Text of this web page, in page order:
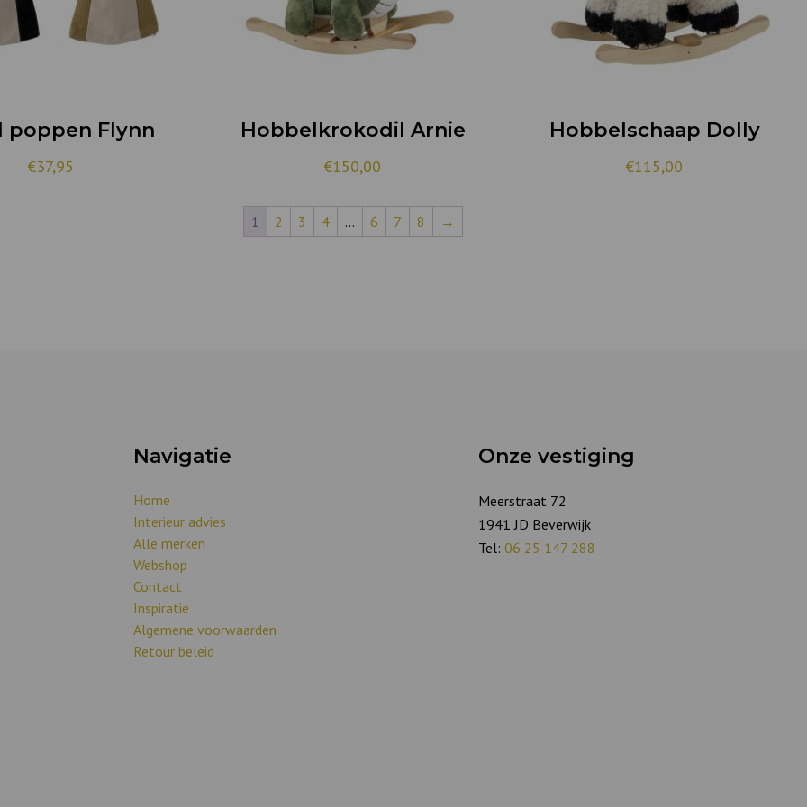
poppen Flynn
€37,95
Hobbelkrokodil Arnie
€150,00
Hobbelschaap Dolly
€115,00
1 2 3 4 … 6 7 8 →
Navigatie
Home
Interieur advies
Alle merken
Webshop
Contact
Inspiratie
Algemene voorwaarden
Retour beleid
Onze vestiging
Meerstraat 72
1941 JD Beverwijk
Tel:06 25 147 288